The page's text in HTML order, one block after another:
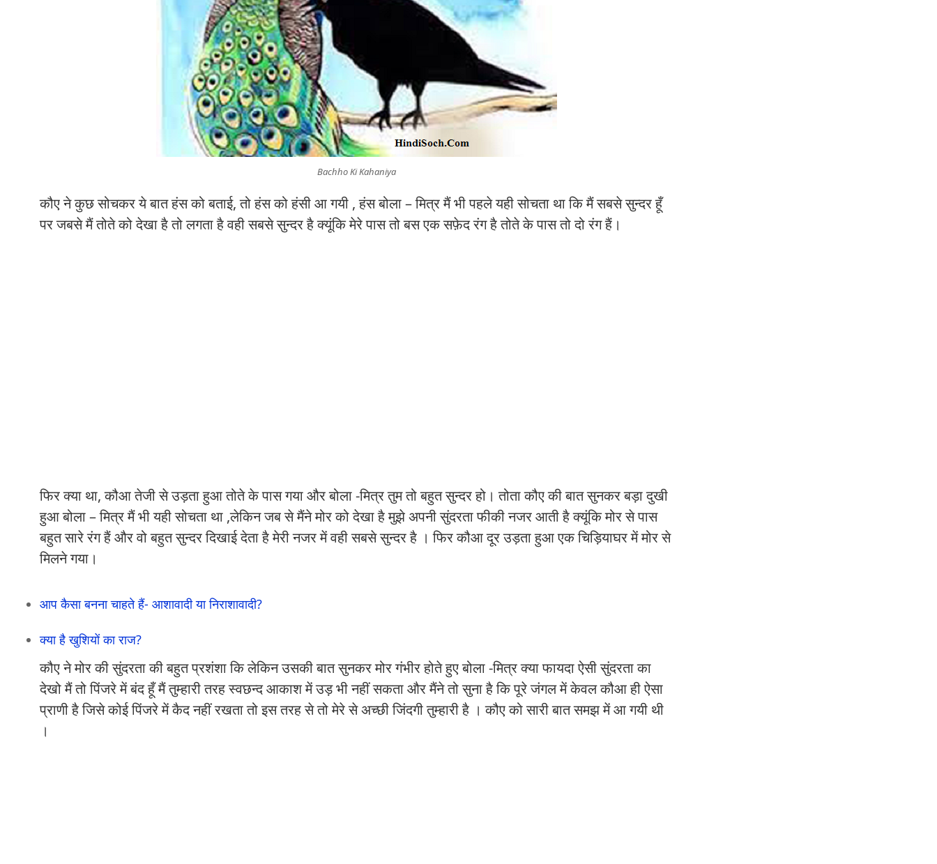
Bachho Ki Kahaniya
कौए ने कुछ सोचकर ये बात हंस को बताई, तो हंस को हंसी आ गयी , हंस बोला – मित्र मैं भी पहले यही सोचता था कि मैं सबसे सुन्दर हूँ
पर जबसे मैं तोते को देखा है तो लगता है वही सबसे सुन्दर है क्यूंकि मेरे पास तो बस एक सफ़ेद रंग है तोते के पास तो दो रंग हैं।
फिर क्या था, कौआ तेजी से उड़ता हुआ तोते के पास गया और बोला -मित्र तुम तो बहुत सुन्दर हो। तोता कौए की बात सुनकर बड़ा दुखी
हुआ बोला – मित्र मैं भी यही सोचता था ,लेकिन जब से मैंने मोर को देखा है मुझे अपनी सुंदरता फीकी नजर आती है क्यूंकि मोर से पास
बहुत सारे रंग हैं और वो बहुत सुन्दर दिखाई देता है मेरी नजर में वही सबसे सुन्दर है । फिर कौआ दूर उड़ता हुआ एक चिड़ियाघर में मोर से
मिलने गया।
आप कैसा बनना चाहते हैं- आशावादी या निराशावादी?
क्या है खुशियों का राज?
कौए ने मोर की सुंदरता की बहुत प्रशंशा कि लेकिन उसकी बात सुनकर मोर गंभीर होते हुए बोला -मित्र क्या फायदा ऐसी सुंदरता का
देखो मैं तो पिंजरे में बंद हूँ मैं तुम्हारी तरह स्वछन्द आकाश में उड़ भी नहीं सकता और मैंने तो सुना है कि पूरे जंगल में केवल कौआ ही ऐसा
प्राणी है जिसे कोई पिंजरे में कैद नहीं रखता तो इस तरह से तो मेरे से अच्छी जिंदगी तुम्हारी है । कौए को सारी बात समझ में आ गयी थी
।